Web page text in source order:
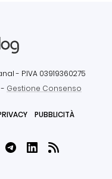
- P.IVA 03919360275
- Gestione Consenso
PUBBLICITÀ